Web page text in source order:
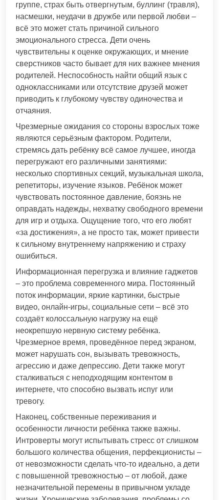
группе, страх быть отвергнутым, буллинг (травля),
насмешки, неудачи в дружбе или первой любви –
всё это может стать причиной сильного
эмоционального стресса. Дети очень
чувствительны к оценке окружающих, и мнение
сверстников часто бывает для них важнее мнения
родителей. Неспособность найти общий язык с
одноклассниками или отсутствие друзей может
приводить к глубокому чувству одиночества и
отчаяния.
Чрезмерные ожидания со стороны взрослых тоже
являются серьёзным фактором. Родители,
стремясь дать ребёнку всё самое лучшее, иногда
перегружают его различными занятиями:
несколько спортивных секций, музыкальная школа,
репетиторы, изучение языков. Ребёнок может
чувствовать постоянное давление, боязнь не
оправдать надежды, нехватку свободного времени
для игр и отдыха. Ощущение того, что его любят
«за достижения», а не просто так, может привести
к сильному внутреннему напряжению и страху
ошибиться.
Информационная перегрузка и влияние гаджетов
– это проблема современного мира. Постоянный
поток информации, яркие картинки, быстрые
видео, онлайн-игры, социальные сети – всё это
создаёт колоссальную нагрузку на ещё
неокрепшую нервную систему ребёнка.
Чрезмерное время, проведённое перед экраном,
может нарушать сон, вызывать тревожность,
агрессию и даже депрессию. Дети также могут
сталкиваться с неподходящим контентом в
интернете, что способно вызвать испуг или
тревогу.
Наконец, собственные переживания и
особенности личности ребёнка также важны.
Интроверты могут испытывать стресс от слишком
большого количества общения, перфекционисты –
от невозможности сделать что-то идеально, а дети
с повышенной тревожностью – от любой, даже
незначительной перемены в привычном укладе